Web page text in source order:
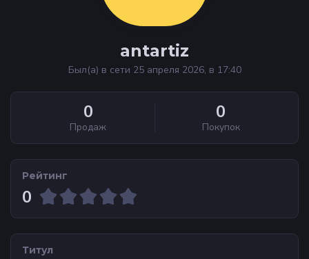
antartiz
Был(а) в сети 25 апреля 2026, в 17:40
0
Продаж
0
Покупок
Рейтинг
0
Титул